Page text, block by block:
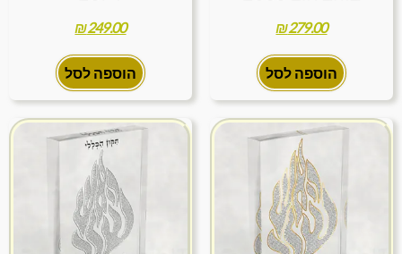
₪279.00
הוספה לסל
₪249.00
הוספה לסל